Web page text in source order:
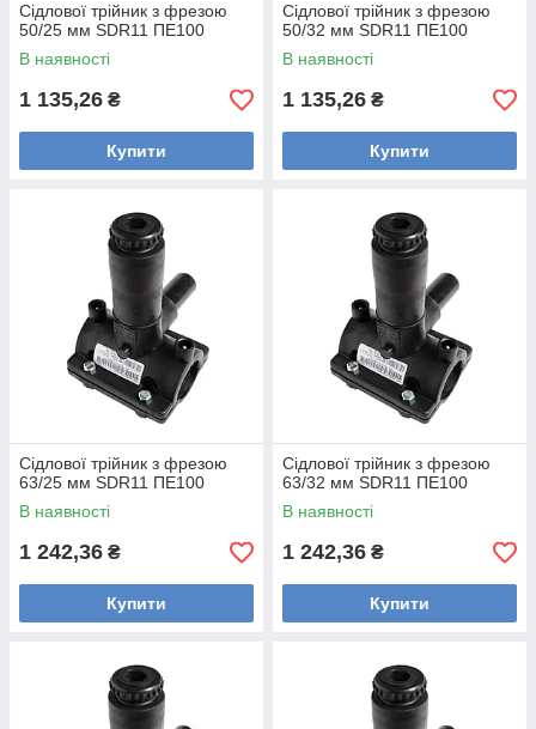
Сідлової трійник з фрезою
50/25 мм SDR11 ПЕ100
В наявності
1 135,26 ₴
Купити
Сідлової трійник з фрезою
50/32 мм SDR11 ПЕ100
В наявності
1 135,26 ₴
Купити
Сідлової трійник з фрезою
63/25 мм SDR11 ПЕ100
В наявності
1 242,36 ₴
Купити
Сідлової трійник з фрезою
63/32 мм SDR11 ПЕ100
В наявності
1 242,36 ₴
Купити